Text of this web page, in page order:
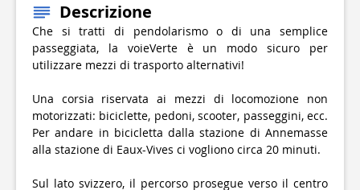
Descrizione
Che si tratti di pendolarismo o di una semplice
passeggiata, la voieVerte è un modo sicuro per
utilizzare mezzi di trasporto alternativi!
Una corsia riservata ai mezzi di locomozione non
motorizzati: biciclette, pedoni, scooter, passeggini, ecc.
Per andare in bicicletta dalla stazione di Annemasse
alla stazione di Eaux-Vives ci vogliono circa 20 minuti.
Sul lato svizzero, il percorso prosegue verso il centro